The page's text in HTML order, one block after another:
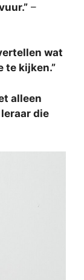
–
wat
te kijken.”
alleen
die